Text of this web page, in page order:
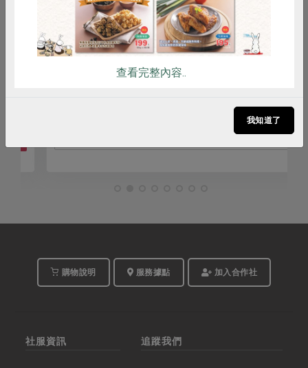
時間
2026-09-12
14:00-16:00
合作社站所 - 苓雅站
購物說明 服務據點 加入合作社
社服資訊 追蹤我們
查看完整內容..
我知道了